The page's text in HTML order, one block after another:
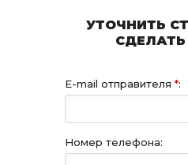
УТОЧНИТЬ
СДЕЛАТЬ
E-mail отправителя *:
Номер телефона: